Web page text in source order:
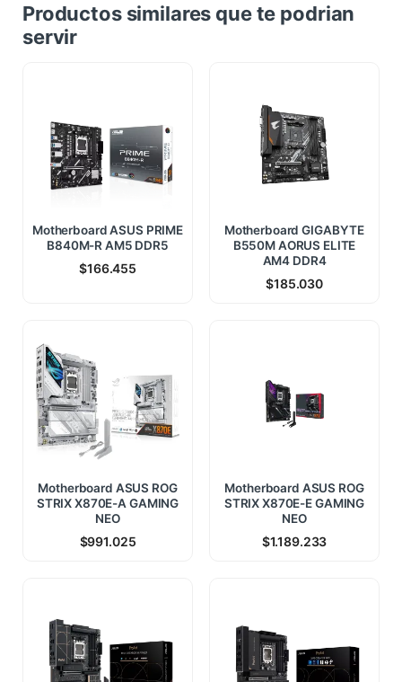
Productos similares que te podrian
servir
Motherboard ASUS PRIME
B840M-R AM5 DDR5
$166.455
Motherboard GIGABYTE
B550M AORUS ELITE
AM4 DDR4
$185.030
Motherboard ASUS ROG
STRIX X870E-A GAMING
NEO
$991.025
Motherboard ASUS ROG
STRIX X870E-E GAMING
NEO
$1.189.233